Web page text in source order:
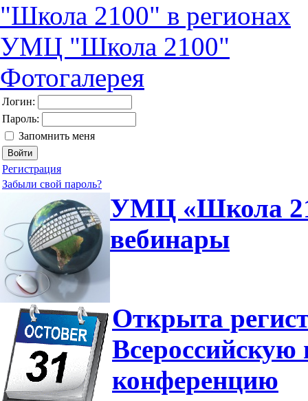
"Школа 2100" в регионах
УМЦ "Школа 2100"
Фотогалерея
Логин:
Пароль:
Запомнить меня
Регистрация
Забыли свой пароль?
УМЦ «Школа
вебинары
Открыта
конференцию